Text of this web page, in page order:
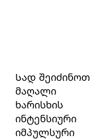
Სად შეიძინოთ
მაღალი
ხარისხის
ინტენსიური
იმპულსური